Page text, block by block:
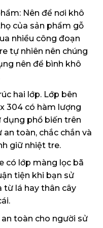
Nên để nơi khô
của sản phẩm gỗ
nhiều công đoạn
tự nhiên nên chúng
nên để bình khô
hai lớp. Lớp bên
304 có hàm lượng
dụng phổ biến trên
toàn, chắc chắn và
giữ nhiệt tre.
có lớp màng lọc bã
tiện khi bạn sử
từ lá hay thân cây
toàn cho người sử